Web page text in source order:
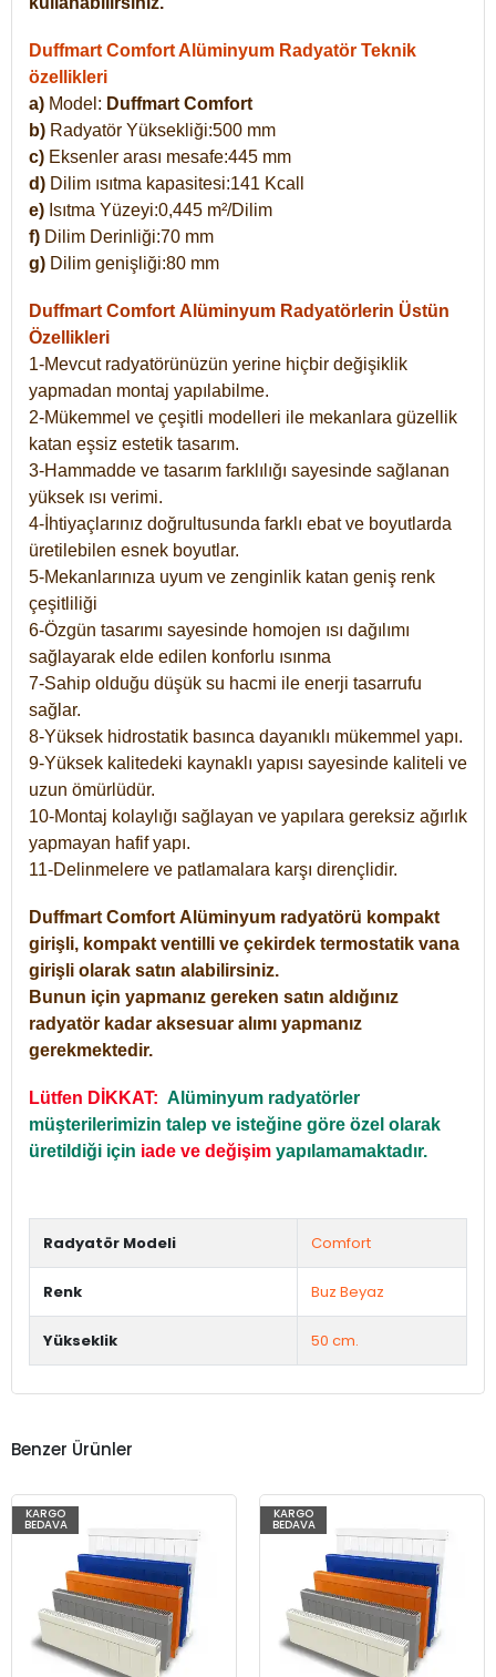
Duffmart Comfort Alüminyum Radyatör Teknik
özellikleri
a) Model: Duffmart Comfort
b) Radyatör Yüksekliği:500 mm
c) Eksenler arası mesafe:445 mm
d) Dilim ısıtma kapasitesi:141 Kcall
e) Isıtma Yüzeyi:0,445 m²/Dilim
f) Dilim Derinliği:70 mm
g) Dilim genişliği:80 mm
Duffmart Comfort Alüminyum Radyatörlerin Üstün
Özellikleri
1-Mevcut radyatörünüzün yerine hiçbir değişiklik
yapmadan montaj yapılabilme.
2-Mükemmel ve çeşitli modelleri ile mekanlara güzellik
katan eşsiz estetik tasarım.
3-Hammadde ve tasarım farklılığı sayesinde sağlanan
yüksek ısı verimi.
4-İhtiyaçlarınız doğrultusunda farklı ebat ve boyutlarda
üretilebilen esnek boyutlar.
5-Mekanlarınıza uyum ve zenginlik katan geniş renk
çeşitliliği
6-Özgün tasarımı sayesinde homojen ısı dağılımı
sağlayarak elde edilen konforlu ısınma
7-Sahip olduğu düşük su hacmi ile enerji tasarrufu
sağlar.
8-Yüksek hidrostatik basınca dayanıklı mükemmel yapı.
9-Yüksek kalitedeki kaynaklı yapısı sayesinde kaliteli ve
uzun ömürlüdür.
10-Montaj kolaylığı sağlayan ve yapılara gereksiz ağırlık
yapmayan hafif yapı.
11-Delinmelere ve patlamalara karşı dirençlidir.
Duffmart Comfort Alüminyum radyatörü kompakt
girişli, kompakt ventilli ve çekirdek termostatik vana
girişli olarak satın alabilirsiniz.
Bunun için yapmanız gereken satın aldığınız
radyatör kadar aksesuar alımı yapmanız
gerekmektedir.
Lütfen DİKKAT: Alüminyum radyatörler
müşterilerimizin talep ve isteğine göre özel olarak
üretildiği için iade ve değişim yapılamamaktadır.
Radyatör Modeli Comfort
Renk Buz Beyaz
Yükseklik 50 cm.
Benzer Ürünler
KARGO
BEDAVA
KARGO
BEDAVA